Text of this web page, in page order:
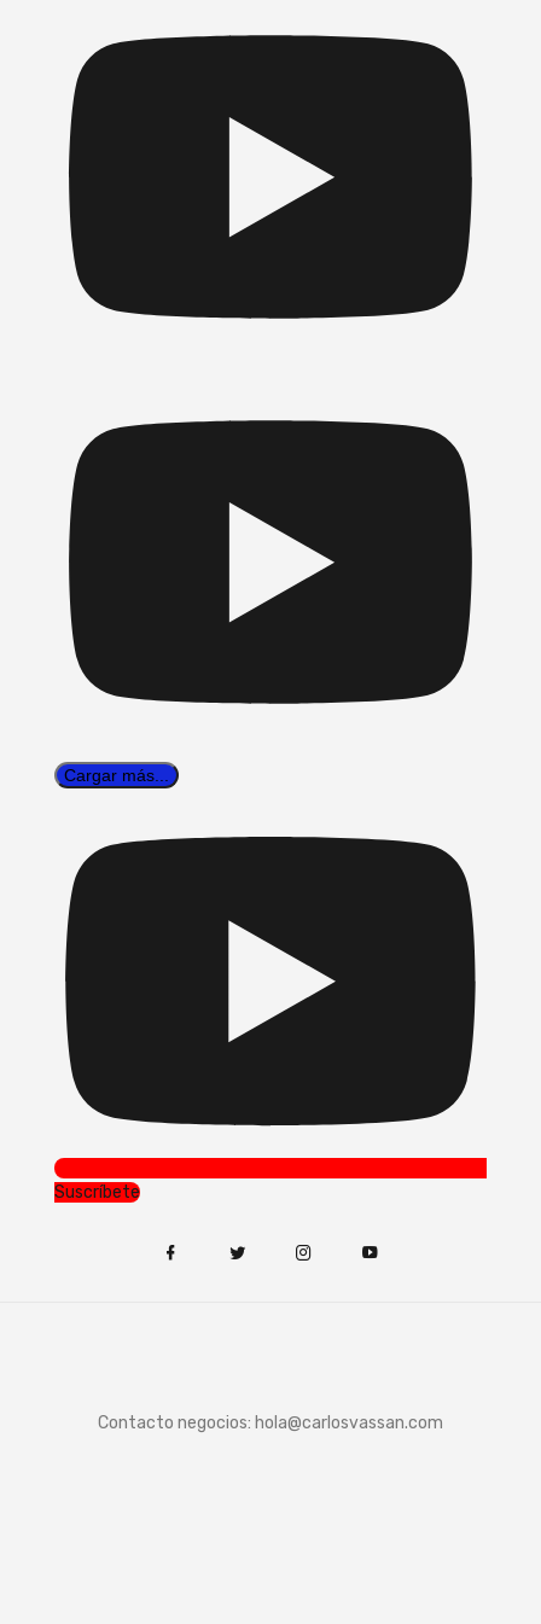
Cargar más...
Suscríbete
Contacto negocios: hola@carlosvassan.com